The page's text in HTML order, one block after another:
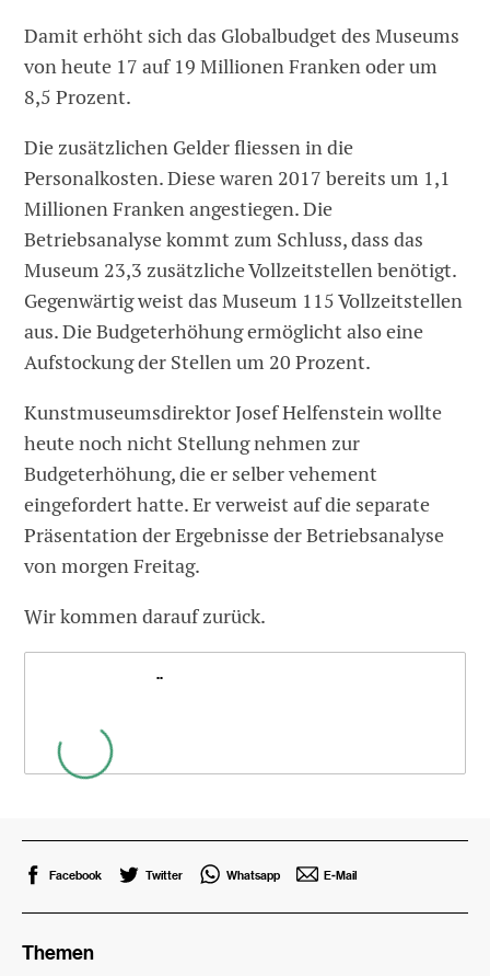
Damit erhöht sich das Globalbudget des Museums
von heute 17 auf 19 Millionen Franken oder um
8,5 Prozent.
Die zusätzlichen Gelder fliessen in die
Personalkosten. Diese waren 2017 bereits um 1,1
Millionen Franken angestiegen. Die
Betriebsanalyse kommt zum Schluss, dass das
Museum 23,3 zusätzliche Vollzeitstellen benötigt.
Gegenwärtig weist das Museum 115 Vollzeitstellen
aus. Die Budgeterhöhung ermöglicht also eine
Aufstockung der Stellen um 20 Prozent.
Kunstmuseumsdirektor Josef Helfenstein wollte
heute noch nicht Stellung nehmen zur
Budgeterhöhung, die er selber vehement
eingefordert hatte. Er verweist auf die separate
Präsentation der Ergebnisse der Betriebsanalyse
von morgen Freitag.
Wir kommen darauf zurück.
...
Facebook Twitter Whatsapp E-Mail
Themen